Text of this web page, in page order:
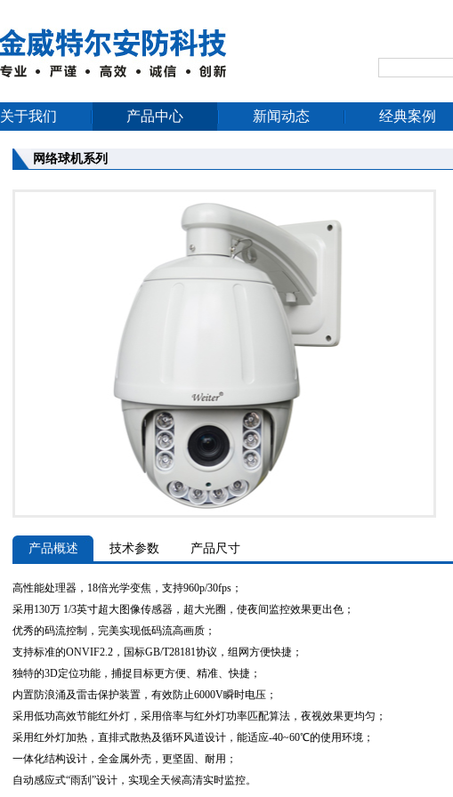
关于我们 产品中心 新闻动态 经典案例
网络球机系列
产品概述 技术参数 产品尺寸
高性能处理器，18倍光学变焦，支持960p/30fps；
采用130万 1/3英寸超大图像传感器，超大光圈，使夜间监控效果更出色；
优秀的码流控制，完美实现低码流高画质；
支持标准的ONVIF2.2，国标GB/T28181协议，组网方便快捷；
独特的3D定位功能，捕捉目标更方便、精准、快捷；
内置防浪涌及雷击保护装置，有效防止6000V瞬时电压；
采用低功高效节能红外灯，采用倍率与红外灯功率匹配算法，夜视效果更均匀；
采用红外灯加热，直排式散热及循环风道设计，能适应-40~60℃的使用环境；
一体化结构设计，全金属外壳，更坚固、耐用；
自动感应式“雨刮”设计，实现全天候高清实时监控。